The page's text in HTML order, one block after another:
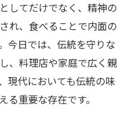
してだけでなく、精神の
れ、食べることで内面の
今日では、伝統を守りな
、料理店や家庭で広く親
現代においても伝統の味
る重要な存在です。